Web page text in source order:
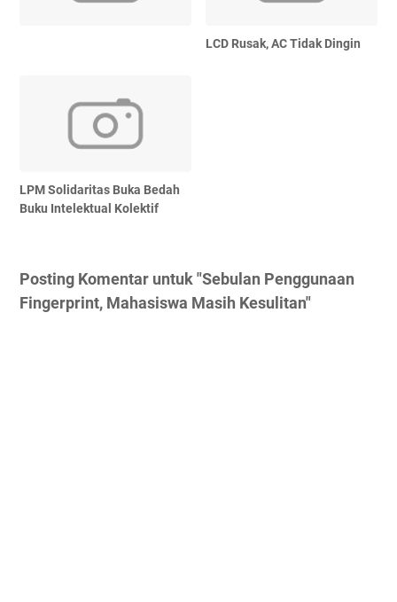
LCD Rusak, AC Tidak Dingin
LPM Solidaritas Buka Bedah
Buku Intelektual Kolektif
Posting Komentar untuk "Sebulan Penggunaan
Fingerprint, Mahasiswa Masih Kesulitan"